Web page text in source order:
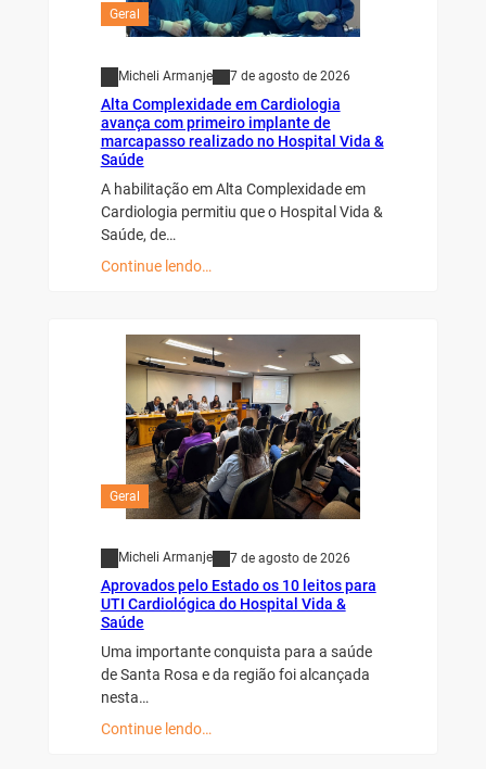
Geral
Micheli Armanje 7 de agosto de 2026
Alta Complexidade em Cardiologia
avança com primeiro implante de
marcapasso realizado no Hospital Vida &
Saúde
A habilitação em Alta Complexidade em
Cardiologia permitiu que o Hospital Vida &
Saúde, de…
Continue lendo…
Geral
Micheli Armanje 7 de agosto de 2026
Aprovados pelo Estado os 10 leitos para
UTI Cardiológica do Hospital Vida &
Saúde
Uma importante conquista para a saúde
de Santa Rosa e da região foi alcançada
nesta…
Continue lendo…